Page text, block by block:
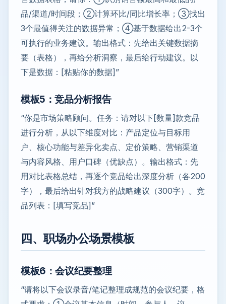
品/渠道/时间段；②计算环比/同比增长率；③找出
3个最值得关注的数据异常；④基于数据给出2-3个
可执行的业务建议。输出格式：先给出关键数据摘
要（表格），再给分析洞察，最后给行动建议。以
下是数据：[粘贴你的数据]”
模板5：竞品分析报告
“你是市场策略顾问。任务：请对以下[数量]款竞品
进行分析，从以下维度对比：产品定位与目标用
户、核心功能与差异化卖点、定价策略、营销渠道
与内容风格、用户口碑（优缺点）。输出格式：先
用对比表格总结，再逐个竞品给出深度分析（各200
字），最后给出针对我方的战略建议（300字）。竞
品列表：[填写竞品]”
四、职场办公场景模板
模板6：会议纪要整理
“请将以下会议录音/笔记整理成规范的会议纪要，格